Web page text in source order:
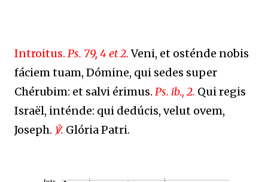
Introitus. Ps. 79, 4 et 2. Veni, et osténde nobis
fáciem tuam, Dómine, qui sedes super
Chérubim: et salvi érimus. Ps. ib., 2. Qui regis
Israël, inténde: qui dedúcis, velut ovem,
Joseph. ℣. Glória Patri.